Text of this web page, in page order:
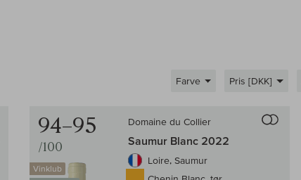
Farve Pris [DKK]
94–95
/100
Vinklub
Domaine du Collier
Saumur Blanc 2022
Loire, Saumur